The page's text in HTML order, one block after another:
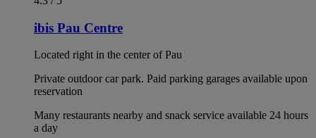
ibis Pau Centre
Located right in the center of Pau
Private outdoor car park. Paid parking garages available upon
reservation
Many restaurants nearby and snack service available 24 hours
a day